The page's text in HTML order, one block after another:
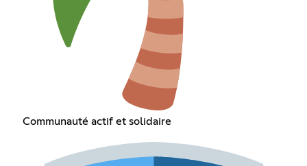
Communauté actif et solidaire